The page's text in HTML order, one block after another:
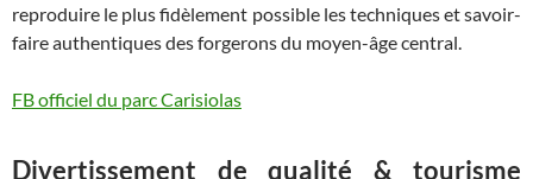
reproduire le plus fidèlement possible les techniques et savoir-
faire authentiques des forgerons du moyen-âge central.
FB officiel du parc Carisiolas
Divertissement de qualité & tourisme